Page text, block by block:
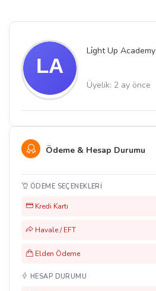
Li̇ght Up Academy
Üyelik: 2 ay önce
Ödeme & Hesap Durumu
ÖDEME SEÇENEKLERI
Kredi Kartı
Havale / EFT
Elden Ödeme
HESAP DURUMU